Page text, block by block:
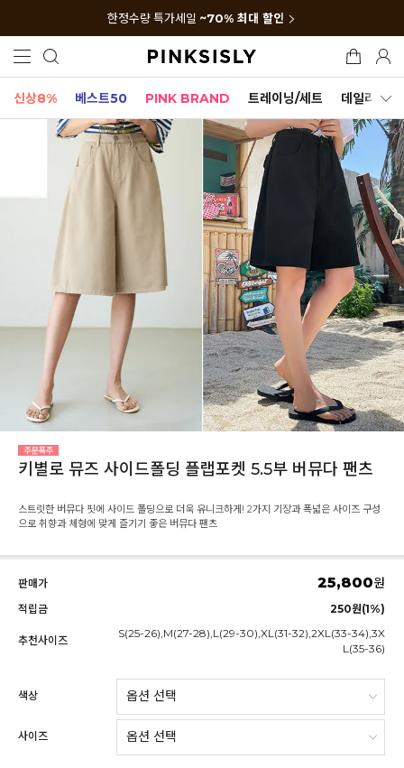
한정수량 특가세일 ~70% 최대 할인
신상8% 베스트50 PINK BRAND 트레이닝/세트 데일리세트
키별로 뮤즈 사이드폴딩 플랩포켓 5.5부 버뮤다 팬츠
스트릿한 버뮤다 핏에 사이드 폴딩으로 더욱 유니크하게! 2가지 기장과 폭넓은 사이즈 구성
으로 취향과 체형에 맞게 즐기기 좋은 버뮤다 팬츠
판매가 25,800원
적립금 250원(1%)
추천사이즈
S(25-26),M(27-28),L(29-30),XL(31-32),2XL(33-34),3X
L(35-36)
색상
사이즈